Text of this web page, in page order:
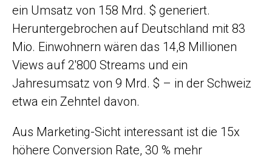
ein Umsatz von 158 Mrd. $ generiert.
Heruntergebrochen auf Deutschland mit 83
Mio. Einwohnern wären das 14,8 Millionen
Views auf 2'800 Streams und ein
Jahresumsatz von 9 Mrd. $ – in der Schweiz
etwa ein Zehntel davon.
Aus Marketing-Sicht interessant ist die 15x
höhere Conversion Rate, 30 % mehr